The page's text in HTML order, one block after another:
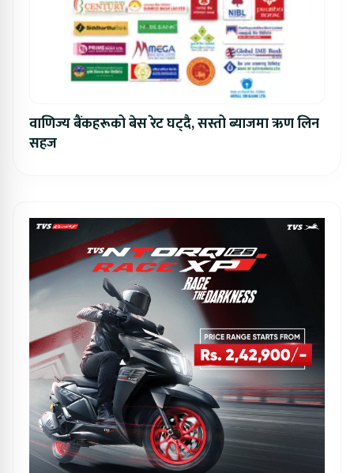
वाणिज्य बैंकहरूको बेस रेट घट्दै, सस्तो ब्याजमा ऋण लिन
सहज